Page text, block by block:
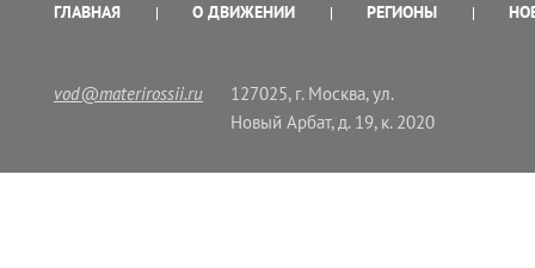
ГЛАВНАЯ О ДВИЖЕНИИ РЕГИОНЫ
vod@materirossii.ru
127025, г. Москва, ул.
Новый Арбат, д. 19, к. 2020